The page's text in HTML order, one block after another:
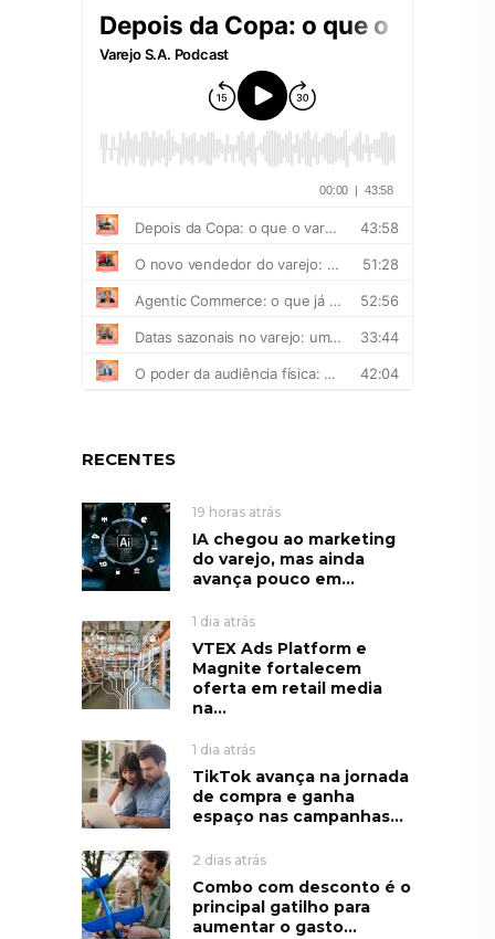
RECENTES
19 horas atrás
IA chegou ao marketing
do varejo, mas ainda
avança pouco em...
1 dia atrás
VTEX Ads Platform e
Magnite fortalecem
oferta em retail media
na...
1 dia atrás
TikTok avança na jornada
de compra e ganha
espaço nas campanhas...
2 dias atrás
Combo com desconto é o
principal gatilho para
aumentar o gasto...